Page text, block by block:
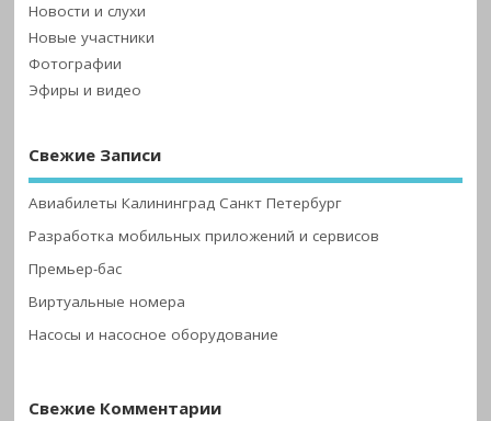
Новости и слухи
Новые участники
Фотографии
Эфиры и видео
Свежие Записи
Авиабилеты Калининград Санкт Петербург
Разработка мобильных приложений и сервисов
Премьер-бас
Виртуальные номера
Насосы и насосное оборудование
Свежие Комментарии